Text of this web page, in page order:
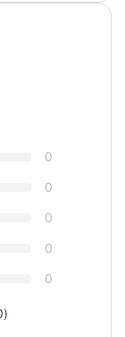
0
0
0
0
0